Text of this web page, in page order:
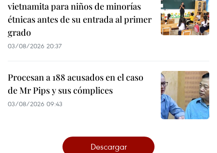
vietnamita para niños de minorías
étnicas antes de su entrada al primer
grado
03/08/2026 20:37
Procesan a 188 acusados en el caso
de Mr Pips y sus cómplices
03/08/2026 09:43
Descargar